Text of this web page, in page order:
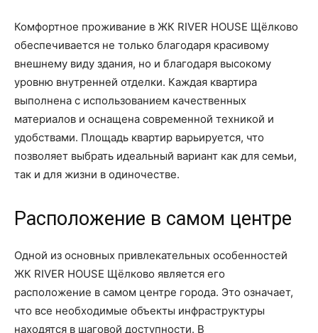
Комфортное проживание в ЖК RIVER HOUSE Щёлково
обеспечивается не только благодаря красивому
внешнему виду здания, но и благодаря высокому
уровню внутренней отделки. Каждая квартира
выполнена с использованием качественных
материалов и оснащена современной техникой и
удобствами. Площадь квартир варьируется, что
позволяет выбрать идеальный вариант как для семьи,
так и для жизни в одиночестве.
Расположение в самом центре
Одной из основных привлекательных особенностей
ЖК RIVER HOUSE Щёлково является его
расположение в самом центре города. Это означает,
что все необходимые объекты инфраструктуры
находятся в шаговой доступности. В